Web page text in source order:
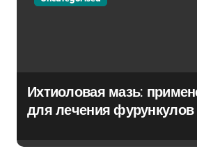
Ихтиоловая мазь:
для лечения фурункулов